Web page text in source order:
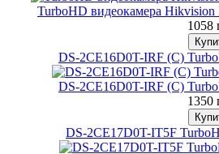
TurboHD видеокамера
1058
DS-2CE16D0T-IRF (С)
DS-2CE16D0T-IRF (С)
1350
DS-2CE17D0T-IT5F